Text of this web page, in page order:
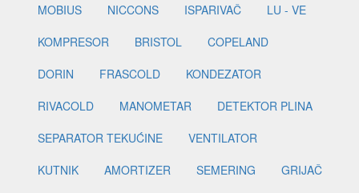
MOBIUS
NICCONS ISPARIVAČ
LU - VE
KOMPRESOR
BRISTOL
COPELAND
DORIN
FRASCOLD
KONDEZATOR
RIVACOLD
MANOMETAR
DETEKTOR PLINA
SEPARATOR TEKUĆINE
VENTILATOR
KUTNIK
AMORTIZER SEMERING
GRIJAČ